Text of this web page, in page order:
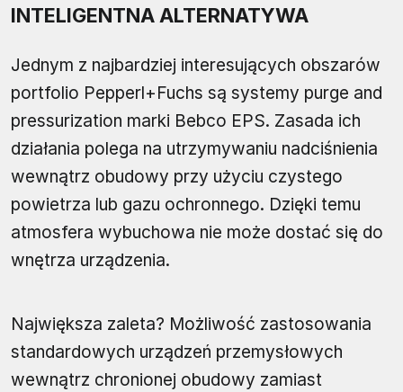
INTELIGENTNA ALTERNATYWA
Jednym z najbardziej interesujących obszarów
portfolio Pepperl+Fuchs są systemy purge and
pressurization marki Bebco EPS. Zasada ich
działania polega na utrzymywaniu nadciśnienia
wewnątrz obudowy przy użyciu czystego
powietrza lub gazu ochronnego. Dzięki temu
atmosfera wybuchowa nie może dostać się do
wnętrza urządzenia.
Największa zaleta? Możliwość zastosowania
standardowych urządzeń przemysłowych
wewnątrz chronionej obudowy zamiast